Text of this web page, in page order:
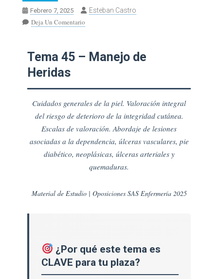
Febrero 7, 2025 Esteban Castro
Deja Un Comentario
45.
Heridas.
Generales
De
La
Piel.
Valoración
Integral
Del
De
Cutánea.
Escalas
De
Tema 45 – Manejo de
Heridas
Cuidados generales de la piel. Valoración integral
del riesgo de deterioro de la integridad cutánea.
Escalas de valoración. Abordaje de lesiones
asociadas a la dependencia, úlceras vasculares, pie
diabético, neoplásicas, úlceras arteriales y
quemaduras.
Material de Estudio | Oposiciones SAS Enfermería 2025
¿Por qué este tema es
CLAVE para tu plaza?